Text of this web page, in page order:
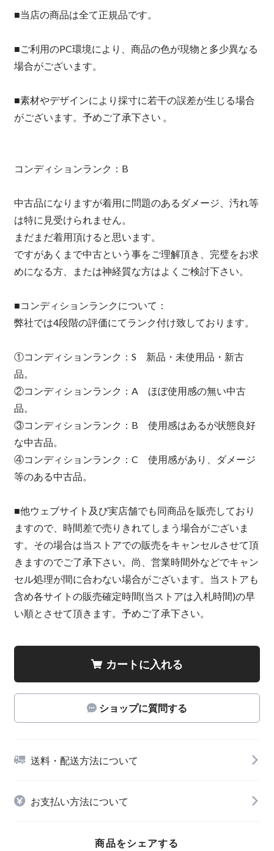
■当店の商品は全て正規品です。
■ご利用のPC環境により、商品の色が現物と多少異なる
場合がございます。
■素材やデザインにより採寸に若干の誤差が生じる場合
がございます。予めご了承下さい 。
コンディションランク：B
中古品になりますが着用に問題のあるダメージ、汚れ等
は特に見受けられません。
まだまだ着用頂けると思います。
ですがあくまで中古という事をご理解頂き、完璧をお求
めになる方、または神経質な方はよくご検討下さい。
■コンディションランクについて：
弊社では4段階の評価にてランク付け致しております。
①コンディションランク：S 新品・未使用品・新古
品。
②コンディションランク：A ほぼ使用感の無い中古
品。
③コンディションランク：B 使用感はあるが状態良好
な中古品。
④コンディションランク：C 使用感があり、ダメージ
等のある中古品。
■他ウェブサイト及び実店舗でも同商品を販売しており
ますので、時間差で売りきれてしまう場合がございま
す。その場合は当ストアでの販売をキャンセルさせて頂
きますのでご了承下さい。尚、営業時間外などでキャン
セル処理が間に合わない場合がございます。当ストアも
含め各サイトの販売確定時間(当ストアは入札時間)の早
い順とさせて頂きます。予めご了承下さい。
カートに入れる
ショップに質問する
送料・配送方法について
お支払い方法について
商品をシェアする